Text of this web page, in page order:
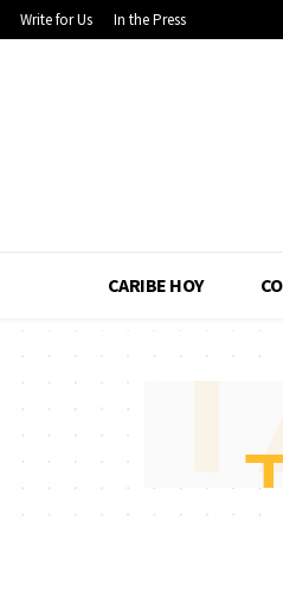
Write for Us In the Press
CARIBE HOY